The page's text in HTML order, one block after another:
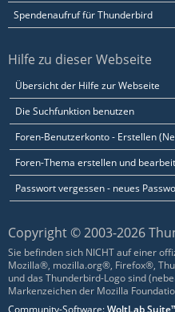
Spendenaufruf für Thunderbird
Hilfe zu dieser Webseite
Übersicht der Hilfe zur Webseite
Die Suchfunktion benutzen
Foren-Benutzerkonto - Erstellen
Foren-Thema erstellen und
Passwort vergessen - neues
Copyright © 2003-2026
Sie befinden sich NICHT auf einer
Mozilla®, mozilla.org®, Firefox®,
und das Thunderbird-Logo sind
Markenzeichen der Mozilla